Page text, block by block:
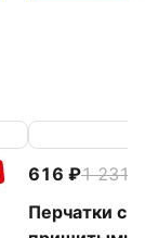
616 1 231
Перчатки с